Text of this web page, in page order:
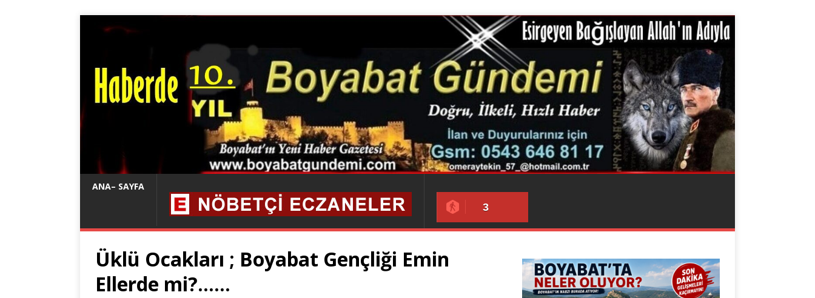
ANA– SAYFA
3
Üklü Ocakları ; Boyabat Gençliği Emin
Ellerde mi?……